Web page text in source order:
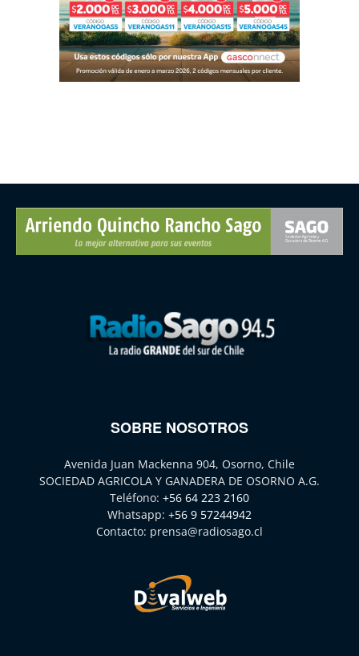
SOBRE NOSOTROS
Avenida Juan Mackenna 904, Osorno, Chile
SOCIEDAD AGRICOLA Y GANADERA DE OSORNO A.G.
Teléfono: +56 64 223 2160
Whatsapp: +56 9 57244942
Contacto: prensa@radiosago.cl